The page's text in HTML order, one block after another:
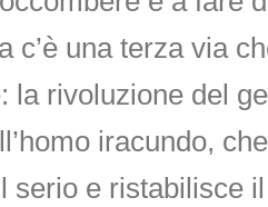
c’è una terza via
la rivoluzione del
iracundo,
serio e ristabilisce